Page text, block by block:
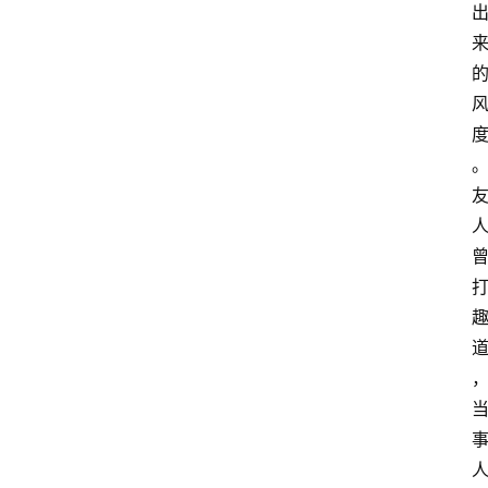
出
来
的
风
度
。
友
人
曾
打
趣
道
，
当
事
人